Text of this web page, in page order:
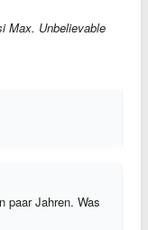
Max. Unbelievable
paar Jahren. Was